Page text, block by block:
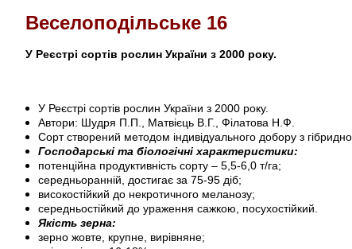
Веселоподільське 16
У Реєстрі сортів рослин України з 2000 року.
У Реєстрі сортів рослин України з 2000 року.
Автори: Шудря П.П., Матвієць В.Г., Філатова Н.Ф.
Сорт створений методом індивідуального добору з
Господарські та біологічні характеристики:
потенційна продуктивність сорту – 5,5-6,0 т/га;
середньоранній, достигає за 75-95 діб;
високостійкий до некротичного меланозу;
середньостійкий до ураження сажкою, посухостійкий.
Якість зерна:
зерно жовте, крупне, вирівняне;